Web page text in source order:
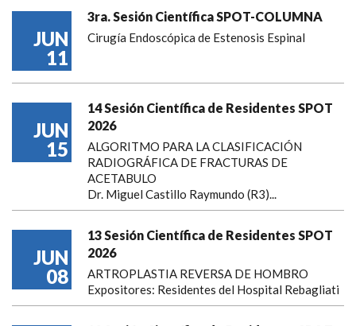
JUN
11
3ra. Sesión Científica SPOT-COLUMNA
Cirugía Endoscópica de Estenosis Espinal
JUN
15
14 Sesión Científica de Residentes SPOT
2026
ALGORITMO PARA LA CLASIFICACIÓN
RADIOGRÁFICA DE FRACTURAS DE
ACETABULO
Dr. Miguel Castillo Raymundo (R3)...
JUN
08
13 Sesión Científica de Residentes SPOT
2026
ARTROPLASTIA REVERSA DE HOMBRO
Expositores: Residentes del Hospital Rebagliati